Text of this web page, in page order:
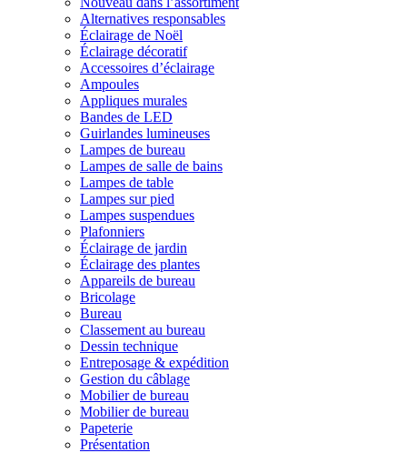
Alternatives responsables
Éclairage de Noël
Éclairage décoratif
Accessoires d’éclairage
Ampoules
Appliques murales
Bandes de LED
Guirlandes lumineuses
Lampes de bureau
Lampes de salle de bains
Lampes de table
Lampes sur pied
Lampes suspendues
Plafonniers
Éclairage de jardin
Éclairage des plantes
Appareils de bureau
Bricolage
Bureau
Classement au bureau
Dessin technique
Entreposage & expédition
Gestion du câblage
Mobilier de bureau
Mobilier de bureau
Papeterie
Présentation